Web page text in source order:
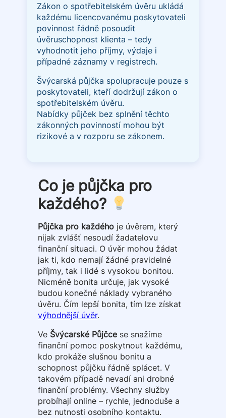
Zákon o spotřebitelském úvěru ukládá
každému licencovanému poskytovateli
povinnost řádně posoudit
úvěruschopnost klienta – tedy
vyhodnotit jeho příjmy, výdaje i
případné záznamy v registrech.
Švýcarská půjčka spolupracuje pouze s
poskytovateli, kteří dodržují zákon o
spotřebitelském úvěru.
Nabídky půjček bez splnění těchto
zákonných povinností mohou být
rizikové a v rozporu se zákonem.
Co je půjčka pro
každého?
Půjčka pro každého je úvěrem, který
nijak zvlášť nesoudí žadatelovu
finanční situaci. O úvěr mohou žádat
jak ti, kdo nemají žádné pravidelné
příjmy, tak i lidé s vysokou bonitou.
Nicméně bonita určuje, jak vysoké
budou konečné náklady vybraného
úvěru. Čím lepší bonita, tím lze získat
výhodnější úvěr.
Ve Švýcarské Půjčcese snažíme
finanční pomoc poskytnout každému,
kdo prokáže slušnou bonitu a
schopnost půjčku řádně splácet. V
takovém případě nevadí ani drobné
finanční problémy. Všechny služby
probíhají online – rychle, jednoduše a
bez nutnosti osobního kontaktu.